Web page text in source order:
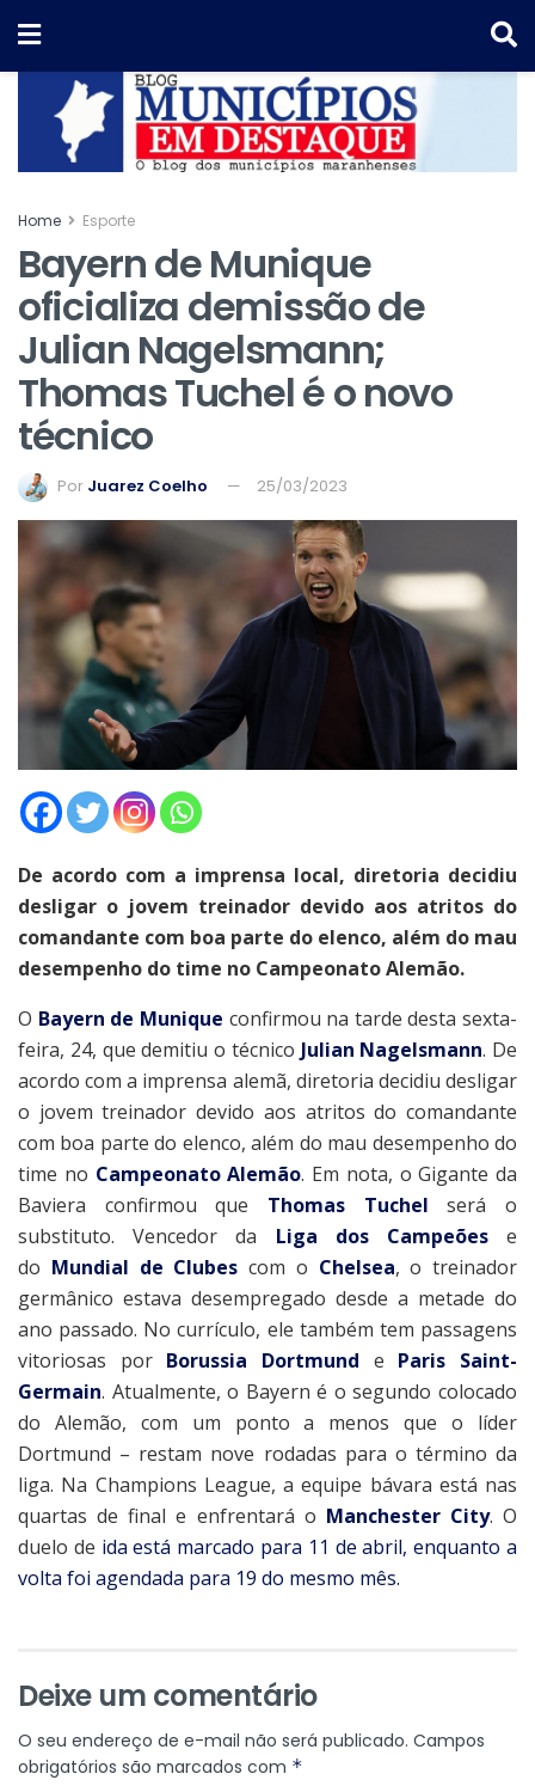
Home Esporte
Bayern de Munique
oficializa demissão de
Julian Nagelsmann;
Thomas Tuchel é o novo
técnico
Por Juarez Coelho 25/03/2023
De acordo com a imprensa local, diretoria decidiu
desligar o jovem treinador devido aos atritos do
comandante com boa parte do elenco, além do mau
desempenho do time no Campeonato Alemão.
O Bayern de Munique confirmou na tarde desta sexta-
feira, 24, que demitiu o técnico Julian Nagelsmann. De
acordo com a imprensa alemã, diretoria decidiu desligar
o jovem treinador devido aos atritos do comandante
com boa parte do elenco, além do mau desempenho do
time no Campeonato Alemão. Em nota, o Gigante da
Baviera confirmou que Thomas Tuchel será o
substituto. Vencedor da Liga dos Campeõese
do Mundial de Clubes com o Chelsea, o treinador
germânico estava desempregado desde a metade do
ano passado. No currículo, ele também tem passagens
vitoriosas por Borussia Dortmund e Paris Saint-
Germain. Atualmente, o Bayern é o segundo colocado
do Alemão, com um ponto a menos que o líder
Dortmund – restam nove rodadas para o término da
liga. Na Champions League, a equipe bávara está nas
quartas de final e enfrentará o Manchester City. O
duelo de ida está marcado para 11 de abril, enquanto a
volta foi agendada para 19 do mesmo mês.
Deixe um comentário
O seu endereço de e-mail não será publicado. Campos
obrigatórios são marcados com *